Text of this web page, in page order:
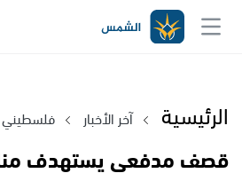
الرئيسية آخر الأخبار فلسطيني
قصف مدفعي يستهدف